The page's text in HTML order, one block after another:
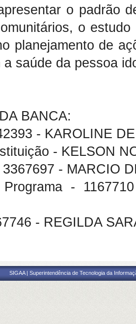
o padrão
o
planejamento de
a saúde da pessoa
BANCA:
- KAROLINE
- KELSON
- MARCIO
-
- REGILDA
SIGAA | Superintendência de Tecnologia da